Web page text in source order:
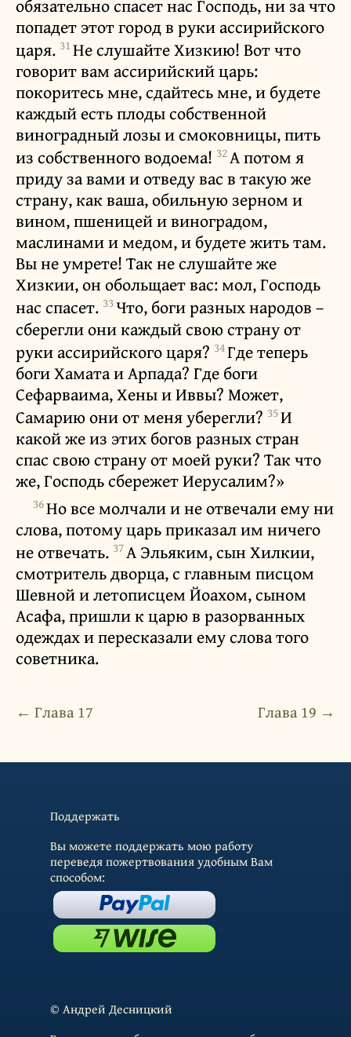
обязательно спасет нас Господь, ни за что
попадет этот город в руки ассирийского
царя. 31Не слушайте Хизкию! Вот что
говорит вам ассирийский царь:
покоритесь мне, сдайтесь мне, и будете
каждый есть плоды собственной
виноградный лозы и смоковницы, пить
из собственного водоема! 32А потом я
приду за вами и отведу вас в такую же
страну, как ваша, обильную зерном и
вином, пшеницей и виноградом,
маслинами и медом, и будете жить там.
Вы не умрете! Так не слушайте же
Хизкии, он обольщает вас: мол, Господь
нас спасет. 33Что, боги разных народов –
сберегли они каждый свою страну от
руки ассирийского царя? 34Где теперь
боги Хамата и Арпада? Где боги
Сефарваима, Хены и Иввы? Может,
Самарию они от меня уберегли? 35И
какой же из этих богов разных стран
спас свою страну от моей руки? Так что
же, Господь сбережет Иерусалим?»
36Но все молчали и не отвечали ему ни
слова, потому царь приказал им ничего
не отвечать. 37А Эльяким, сын Хилкии,
смотритель дворца, с главным писцом
Шевной и летописцем Йоахом, сыном
Асафа, пришли к царю в разорванных
одеждах и пересказали ему слова того
советника.
← Глава 17 Глава 19 →
Поддержать
Вы можете поддержать мою работу
переведя пожертвования удобным Вам
способом:
© Андрей Десницкий